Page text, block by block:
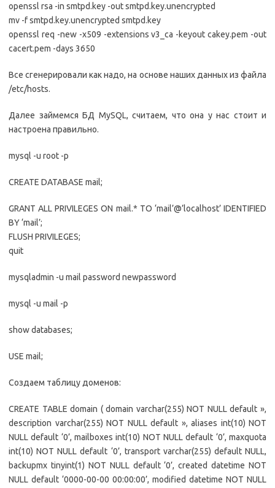
openssl rsa -in smtpd.key -out smtpd.key.unencrypted
mv -f smtpd.key.unencrypted smtpd.key
openssl req -new -x509 -extensions v3_ca -keyout cakey.pem -out
cacert.pem -days 3650
Все сгенерировали как надо, на основе наших данных из файла
/etc/hosts.
Далее займемся БД MySQL, считаем, что она у нас стоит и
настроена правильно.
mysql -u root -p
CREATE DATABASE mail;
GRANT ALL PRIVILEGES ON mail.* TO ‘mail’@’localhost’ IDENTIFIED
BY ‘mail’;
FLUSH PRIVILEGES;
quit
mysqladmin -u mail password newpassword
mysql -u mail -p
show databases;
USE mail;
Создаем таблицу доменов:
CREATE TABLE domain ( domain varchar(255) NOT NULL default »,
description varchar(255) NOT NULL default », aliases int(10) NOT
NULL default ‘0’, mailboxes int(10) NOT NULL default ‘0’, maxquota
int(10) NOT NULL default ‘0’, transport varchar(255) default NULL,
backupmx tinyint(1) NOT NULL default ‘0’, created datetime NOT
NULL default ‘0000-00-00 00:00:00’, modified datetime NOT NULL